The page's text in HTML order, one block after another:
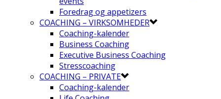
Foredrag og appetizers
COACHING – VIRKSOMHEDER
Coaching-kalender
Business Coaching
Executive Business Coaching
Stresscoaching
COACHING – PRIVATE
Coaching-kalender